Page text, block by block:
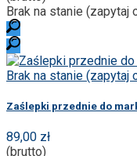
Brak na stanie (zapytaj
Brak na stanie (zapytaj
Zaślepki przednie do
89,00 zł
(brutto)